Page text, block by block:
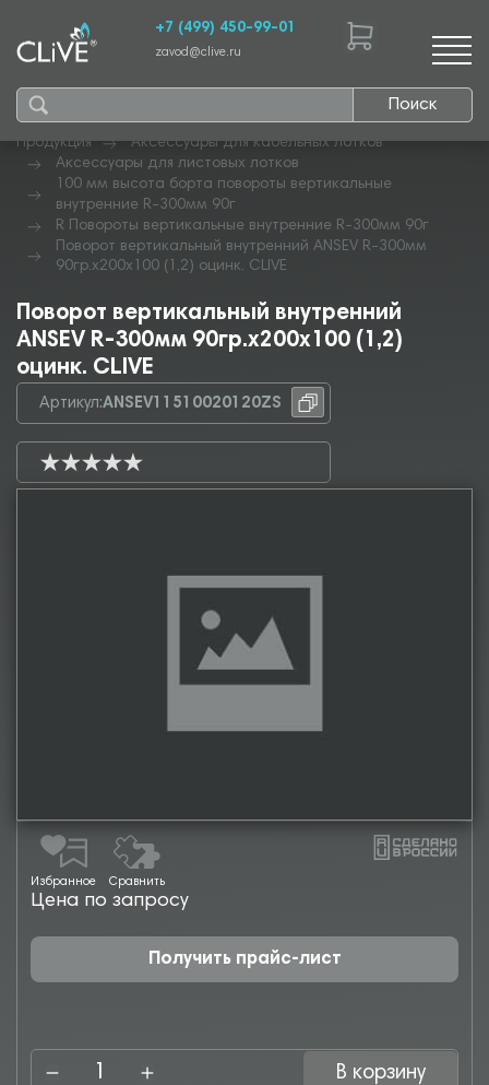
Поиск
+7 (499) 450-99-01
zavod@clive.ru
Продукция
Аксессуары для кабельных лотков
Аксессуары для листовых лотков
100 мм высота борта повороты вертикальные
внутренние R-300мм 90г
R Повороты вертикальные внутренние R-300мм 90г
Поворот вертикальный внутренний ANSEV R-300мм
90гр.х200х100 (1,2) оцинк. CLIVE
Поворот вертикальный внутренний
ANSEV R-300мм 90гр.х200х100 (1,2)
оцинк. CLIVE
Артикул:ANSEV11510020120ZS
Избранное Сравнить
Цена по запросу
Получить прайс-лист
В корзину